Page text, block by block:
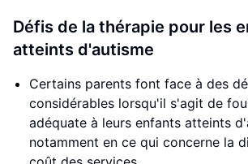
Défis de la thérapie pour les
atteints d'autisme
Certains parents font face à des
considérables lorsqu'il s'agit de
adéquate à leurs enfants atteints
notamment en ce qui concerne la